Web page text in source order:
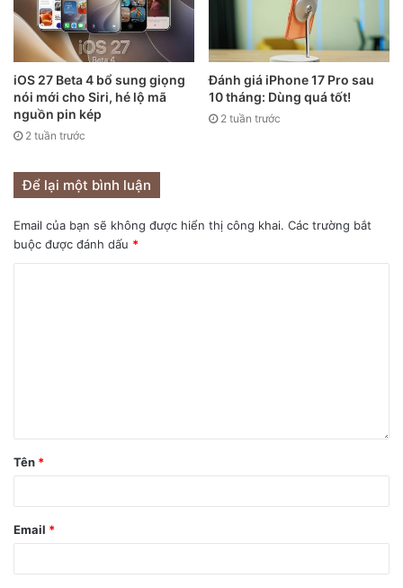
iOS 27 Beta 4 bổ sung giọng
nói mới cho Siri, hé lộ mã
nguồn pin kép
2 tuần trước
Đánh giá iPhone 17 Pro sau
10 tháng: Dùng quá tốt!
2 tuần trước
Để lại một bình luận
Email của bạn sẽ không được hiển thị công khai. Các trường bắt
buộc được đánh dấu *
Tên *
Email *